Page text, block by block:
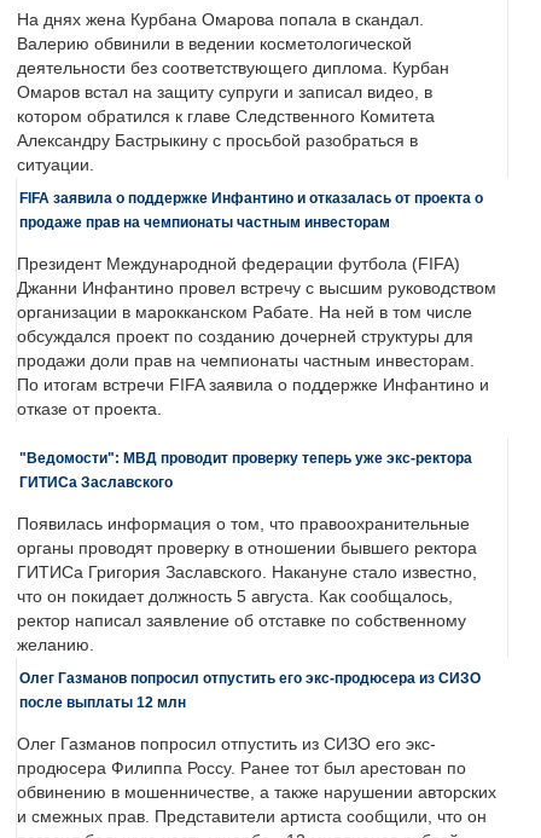
На днях жена Курбана Омарова попала в скандал.
Валерию обвинили в ведении косметологической
деятельности без соответствующего диплома. Курбан
Омаров встал на защиту супруги и записал видео, в
котором обратился к главе Следственного Комитета
Александру Бастрыкину с просьбой разобраться в
ситуации.
FIFA заявила о поддержке Инфантино и отказалась от проекта о
продаже прав на чемпионаты частным инвесторам
Президент Международной федерации футбола (FIFA)
Джанни Инфантино провел встречу с высшим руководством
организации в марокканском Рабате. На ней в том числе
обсуждался проект по созданию дочерней структуры для
продажи доли прав на чемпионаты частным инвесторам.
По итогам встречи FIFA заявила о поддержке Инфантино и
отказе от проекта.
"Ведомости": МВД проводит проверку теперь уже экс-ректора
ГИТИСа Заславского
Появилась информация о том, что правоохранительные
органы проводят проверку в отношении бывшего ректора
ГИТИСа Григория Заславского. Накануне стало известно,
что он покидает должность 5 августа. Как сообщалось,
ректор написал заявление об отставке по собственному
желанию.
Олег Газманов попросил отпустить его экс-продюсера из СИЗО
после выплаты 12 млн
Олег Газманов попросил отпустить из СИЗО его экс-
продюсера Филиппа Россу. Ранее тот был арестован по
обвинению в мошенничестве, а также нарушении авторских
и смежных прав. Представители артиста сообщили, что он